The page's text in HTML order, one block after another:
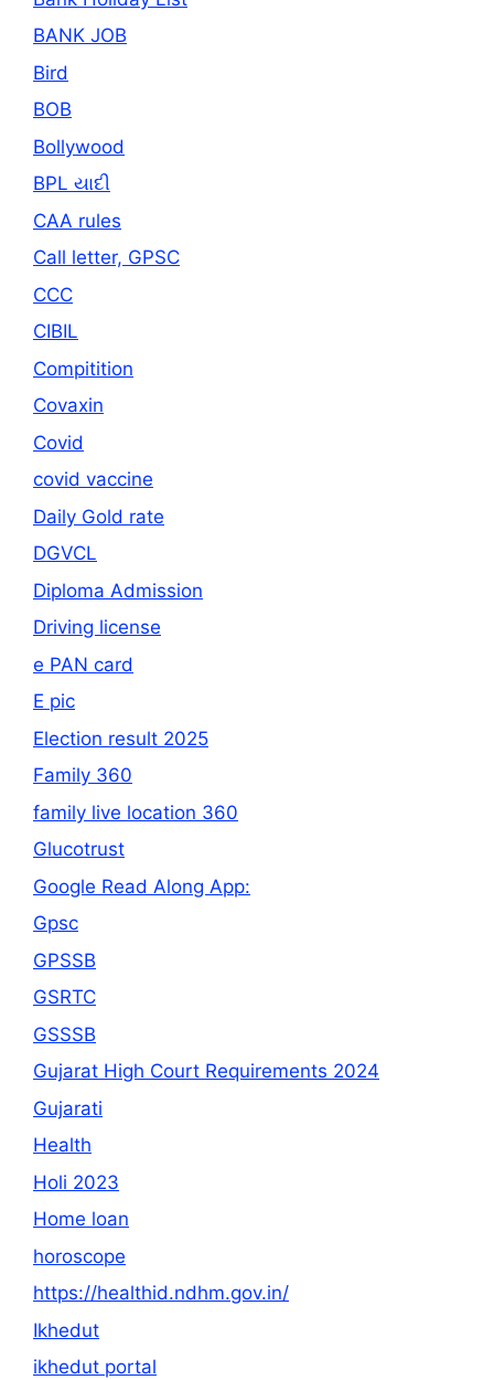
BANK JOB
Bird
BOB
Bollywood
BPL યાદી
CAA rules
Call letter, GPSC
CCC
CIBIL
Compitition
Covaxin
Covid
covid vaccine
Daily Gold rate
DGVCL
Diploma Admission
Driving license
e PAN card
E pic
Election result 2025
Family 360
family live location 360
Glucotrust
Google Read Along App:
Gpsc
GPSSB
GSRTC
GSSSB
Gujarat High Court Requirements 2024
Gujarati
Health
Holi 2023
Home loan
horoscope
https://healthid.ndhm.gov.in/
Ikhedut
ikhedut portal